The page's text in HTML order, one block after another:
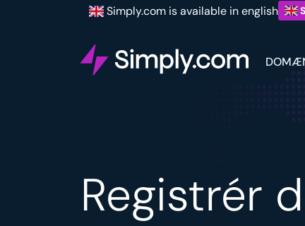
Simply.com is available in english
Registrér